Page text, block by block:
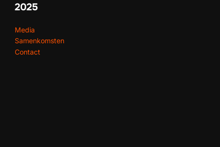
2025
Media
Samenkomsten
Contact